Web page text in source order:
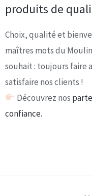
produits de
Choix, qualité et
maîtres mots du
souhait : toujours faire
satisfaire nos clients !
Découvrez nos
confiance.